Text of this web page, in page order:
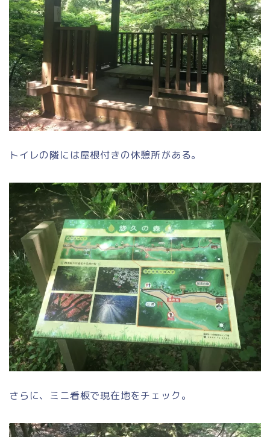
トイレの隣には屋根付きの休憩所がある。
さらに、ミニ看板で現在地をチェック。